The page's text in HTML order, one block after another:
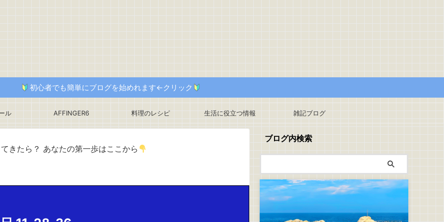
初心者でも簡単にブログを始めれます←クリック
ル AFFINGER6 料理のレシピ 生活に役立つ情報 雑記ブログ
きたら？ あなたの第一歩はここから
ブログ内検索